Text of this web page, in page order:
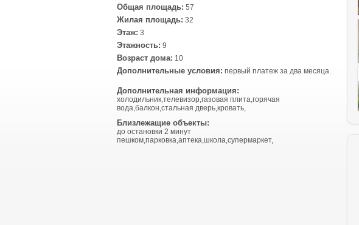
Общая площадь: 57
Жилая площадь: 32
Этаж: 3
Этажность: 9
Возраст дома: 10
Дополнительные условия: первый платеж за два месяца.
Дополнительная информация:
холодильник,телевизор,газовая плита,горячая
вода,балкон,стальная дверь,кровать,
Близлежащие объекты:
до остановки 2 минут
пешком,парковка,аптека,школа,супермаркет,